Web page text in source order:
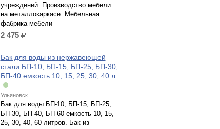
учреждений. Производство мебели
на металлокаркасе. Мебельная
фабрика мебели
2 475 р.
Бак для воды из нержавеющей
стали БП-10, БП-15, БП-25, БП-30,
БП-40 емкость 10, 15, 25, 30, 40 л
Ульяновск
Бак для воды БП-10, БП-15, БП-25,
БП-30, БП-40, БП-60 емкость 10, 15,
25, 30, 40, 60 литров. Бак из